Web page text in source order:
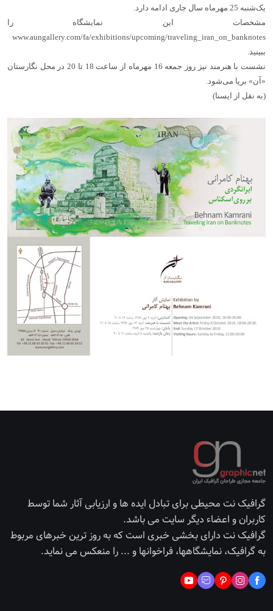
یک‌شنبه 25 مهرماه سال جاری ادامه دارد.
مشخصات این نمایشگاه را
ببینید.
نشست با هنرمند نیز روز جمعه 16 مهرماه از ساعت 18 تا 20 در محل نگارستان
«آن» برپا می‌شود.
(به نقل از ایسنا)
گرافیک نت محیطی برای تبادل ایده ها و ارزیابی آثار شما توسط
کاربران و اعضاء دیگر سایت می باشد.
گرافیک نت دارای بخشی خبری است که به روز ترین خبرهای مربوط
به گرافیک، نمایشگاهها، فراخوانها و ... را منعکس می نماید.